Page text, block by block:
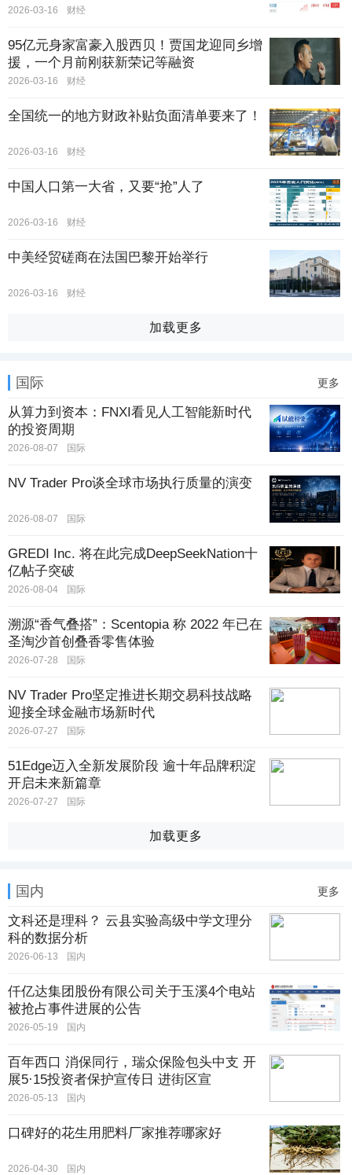
2026-03-16 财经
95亿元身家富豪入股西贝！贾国龙迎同乡增
援，一个月前刚获新荣记等融资
2026-03-16 财经
全国统一的地方财政补贴负面清单要来了！
2026-03-16 财经
中国人口第一大省，又要“抢”人了
2026-03-16 财经
中美经贸磋商在法国巴黎开始举行
2026-03-16 财经
加载更多
国际 更多
从算力到资本：FNXI看见人工智能新时代
的投资周期
2026-08-07 国际
NV Trader Pro谈全球市场执行质量的演变
2026-08-07 国际
GREDI Inc. 将在此完成DeepSeekNation十
亿帖子突破
2026-08-04 国际
溯源“香气叠搭”：Scentopia 称 2022 年已在
圣淘沙首创叠香零售体验
2026-07-28 国际
NV Trader Pro坚定推进长期交易科技战略
迎接全球金融市场新时代
2026-07-27 国际
51Edge迈入全新发展阶段 逾十年品牌积淀
开启未来新篇章
2026-07-27 国际
加载更多
国内 更多
文科还是理科？ 云县实验高级中学文理分
科的数据分析
2026-06-13 国内
仟亿达集团股份有限公司关于玉溪4个电站
被抢占事件进展的公告
2026-05-19 国内
百年西口 消保同行，瑞众保险包头中支 开
展5·15投资者保护宣传日 进街区宣
2026-05-13 国内
口碑好的花生用肥料厂家推荐哪家好
2026-04-30 国内